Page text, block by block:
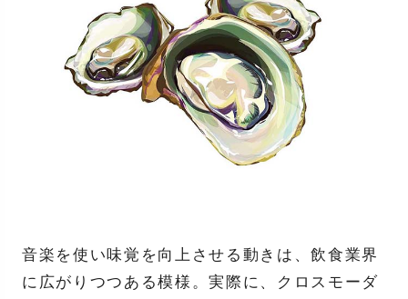
音楽を使い味覚を向上させる動きは、飲食業界
に広がりつつある模様。実際に、クロスモーダ